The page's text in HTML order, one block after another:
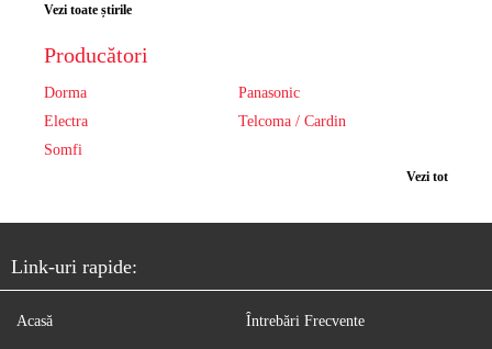
Vezi toate știrile
Producători
Dorma
Panasonic
Electra
Telcoma / Cardin
Somfi
Vezi tot
Link-uri rapide:
Acasă Întrebări Frecvente